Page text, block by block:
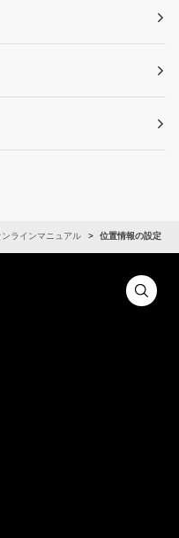
ラインマニュアル 位置情報の設定